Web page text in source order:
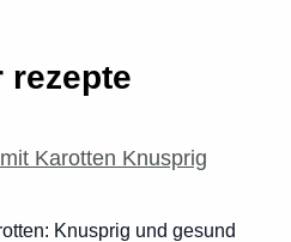
rezepte
Knusprig und gesund